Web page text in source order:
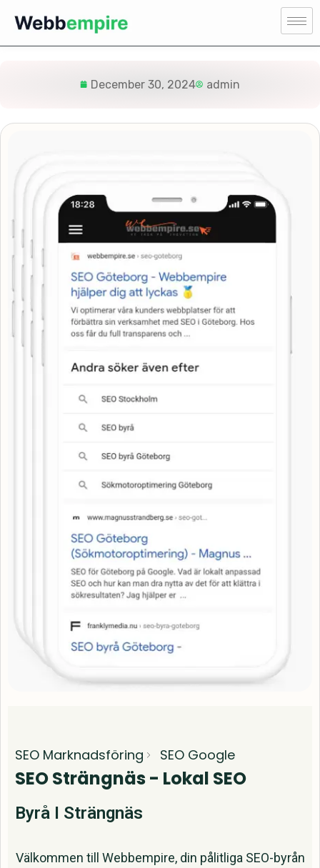
December 30, 2024 admin
SEO Marknadsföring SEO Google
SEO Strängnäs - Lokal SEO
Byrå I Strängnäs
Välkommen till Webbempire, din pålitliga SEO-byrån